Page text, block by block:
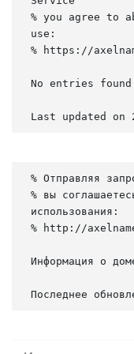
% you agree to
use:
% https://
No entries
Last updated on
% Отправляя
% вы
использования:
% http://
Информация о
Последнее